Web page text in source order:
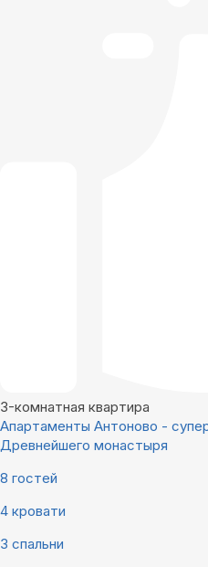
3-комнатная квартира
Апартаменты Антоново -
Древнейшего монастыря
8 гостей
4 кровати
3 спальни